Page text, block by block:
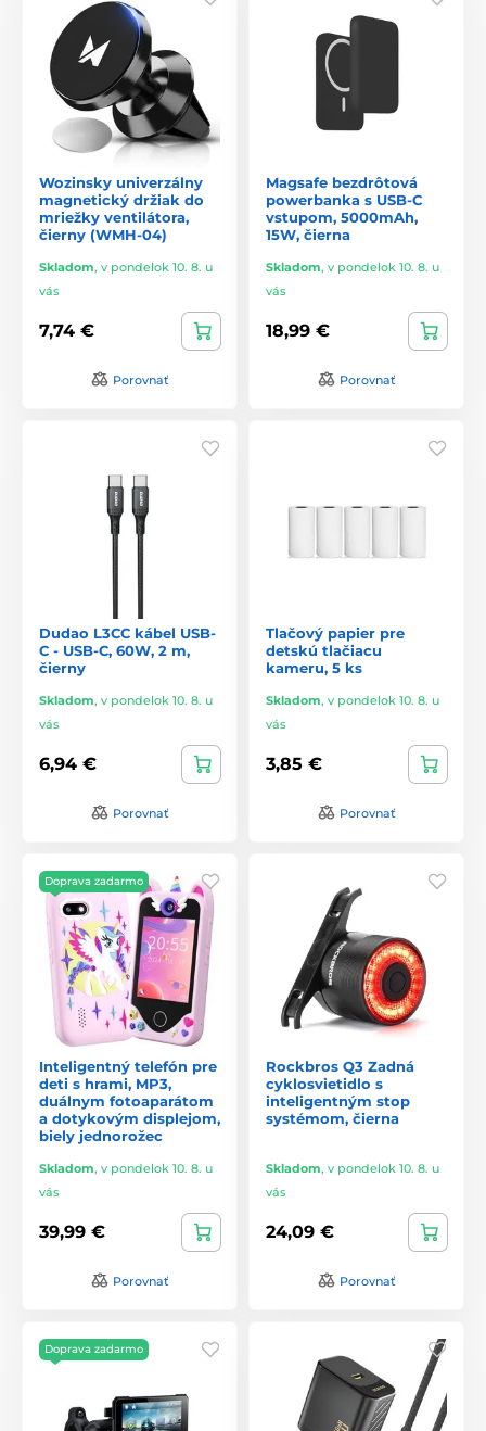
Wozinsky univerzálny
magnetický držiak do
mriežky ventilátora,
čierny (WMH-04)
Skladom, v pondelok 10. 8. u
vás
7,74 €
Porovnať
Magsafe bezdrôtová
powerbanka s USB-C
vstupom, 5000mAh,
15W, čierna
Skladom, v pondelok 10. 8. u
vás
18,99 €
Porovnať
Dudao L3CC kábel USB-
C - USB-C, 60W, 2 m,
čierny
Skladom, v pondelok 10. 8. u
vás
6,94 €
Porovnať
Tlačový papier pre
detskú tlačiacu
kameru, 5 ks
Skladom, v pondelok 10. 8. u
vás
3,85 €
Porovnať
Doprava zadarmo
Inteligentný telefón pre
deti s hrami, MP3,
duálnym fotoaparátom
a dotykovým displejom,
biely jednorožec
Skladom, v pondelok 10. 8. u
vás
39,99 €
Porovnať
Rockbros Q3 Zadná
cyklosvietidlo s
inteligentným stop
systémom, čierna
Skladom, v pondelok 10. 8. u
vás
24,09 €
Porovnať
Doprava zadarmo